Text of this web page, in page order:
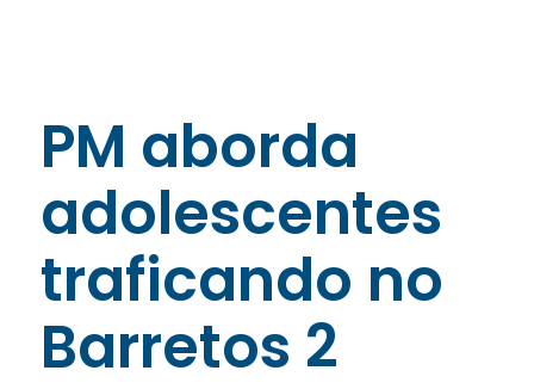
PM aborda
adolescentes
traficando no
Barretos 2